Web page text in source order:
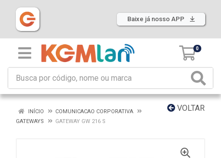
Baixe já nosso APP
0
VOLTAR
INÍCIO
COMUNICACAO CORPORATIVA
GATEWAYS
GATEWAY GW 216 S